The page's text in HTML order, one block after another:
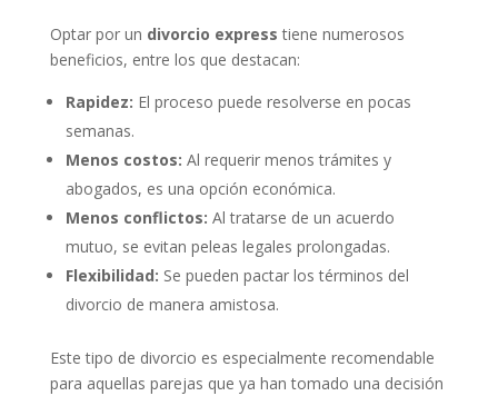
Optar por un divorcio express tiene numerosos
beneficios, entre los que destacan:
Rapidez: El proceso puede resolverse en pocas
semanas.
Menos costos: Al requerir menos trámites y
abogados, es una opción económica.
Menos conflictos: Al tratarse de un acuerdo
mutuo, se evitan peleas legales prolongadas.
Flexibilidad: Se pueden pactar los términos del
divorcio de manera amistosa.
Este tipo de divorcio es especialmente recomendable
para aquellas parejas que ya han tomado una decisión